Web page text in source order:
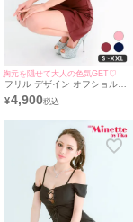
胸元を隠せて大人の色気GET♡
フリル デザイン オフショルダ
ー タイト ドレス ボルドー(ち
ぴたん着用/S~XXLサイズ対応)
¥4,900